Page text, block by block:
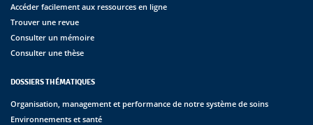
Accéder facilement aux ressources en ligne
Trouver une revue
Consulter un mémoire
Consulter une thèse
DOSSIERS THÉMATIQUES
Organisation, management et performance de notre système de soins
Environnements et santé